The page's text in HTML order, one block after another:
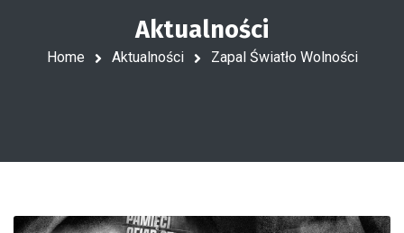
Aktualności
Home Aktualności Zapal Światło Wolności